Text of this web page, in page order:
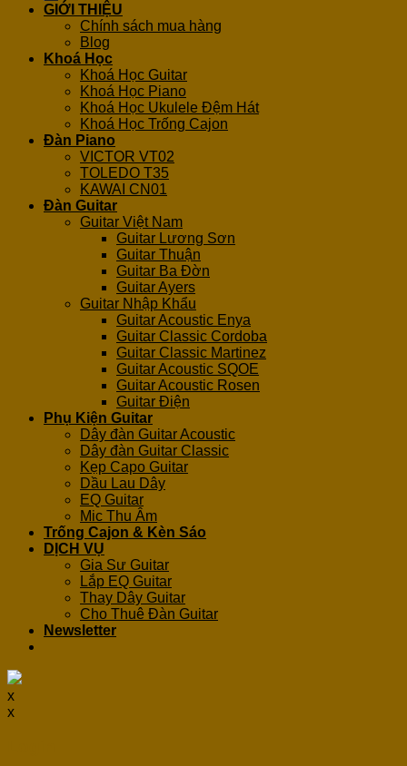
GIỚI THIỆU
Chính sách mua hàng
Blog
Khoá Học
Khoá Học Guitar
Khoá Học Piano
Khoá Học Ukulele Đệm Hát
Khoá Học Trống Cajon
Đàn Piano
VICTOR VT02
TOLEDO T35
KAWAI CN01
Đàn Guitar
Guitar Việt Nam
Guitar Lương Sơn
Guitar Thuận
Guitar Ba Đờn
Guitar Ayers
Guitar Nhập Khẩu
Guitar Acoustic Enya
Guitar Classic Cordoba
Guitar Classic Martinez
Guitar Acoustic SQOE
Guitar Acoustic Rosen
Guitar Điện
Phụ Kiện Guitar
Dây đàn Guitar Acoustic
Dây đàn Guitar Classic
Kẹp Capo Guitar
Dầu Lau Dây
EQ Guitar
Mic Thu Âm
Trống Cajon & Kèn Sáo
DỊCH VỤ
Gia Sư Guitar
Lắp EQ Guitar
Thay Dây Guitar
Cho Thuê Đàn Guitar
Newsletter
x
x